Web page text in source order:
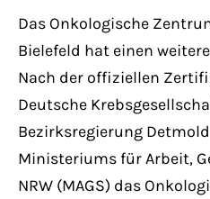
Have any
+44 1234 567 890
Drop us a line
Das Onkologische
Bielefeld hat einen
Nach der offiziellen
Deutsche
Bezirksregierung
Ministeriums für Arbeit,
NRW (MAGS) das